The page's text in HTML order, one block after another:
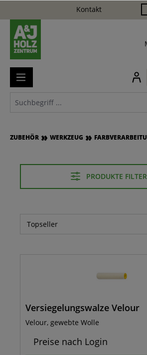
Kontakt
ZUBEHÖR WERKZEUG
PRODUKTE
Versiegelungswalze Velour
Velour, gewebte Wolle
Preise nach Login